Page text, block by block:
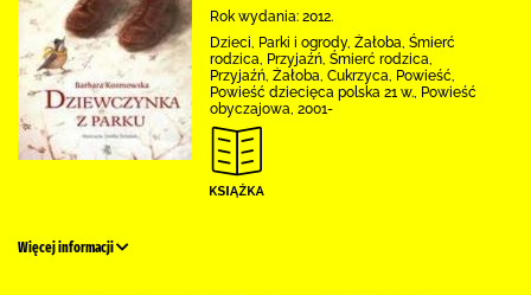
Rok wydania: 2012.
Dzieci, Parki i ogrody, Żałoba, Śmierć
rodzica, Przyjaźń, Śmierć rodzica,
Przyjaźń, Żałoba, Cukrzyca, Powieść,
Powieść dziecięca polska 21 w., Powieść
obyczajowa, 2001-
Więcej informacji